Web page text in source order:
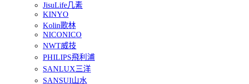
JisuLife几素
KINYO
Kolin歌林
NICONICO
NWT威技
PHILIPS飛利浦
SANLUX三洋
SANSUI山水